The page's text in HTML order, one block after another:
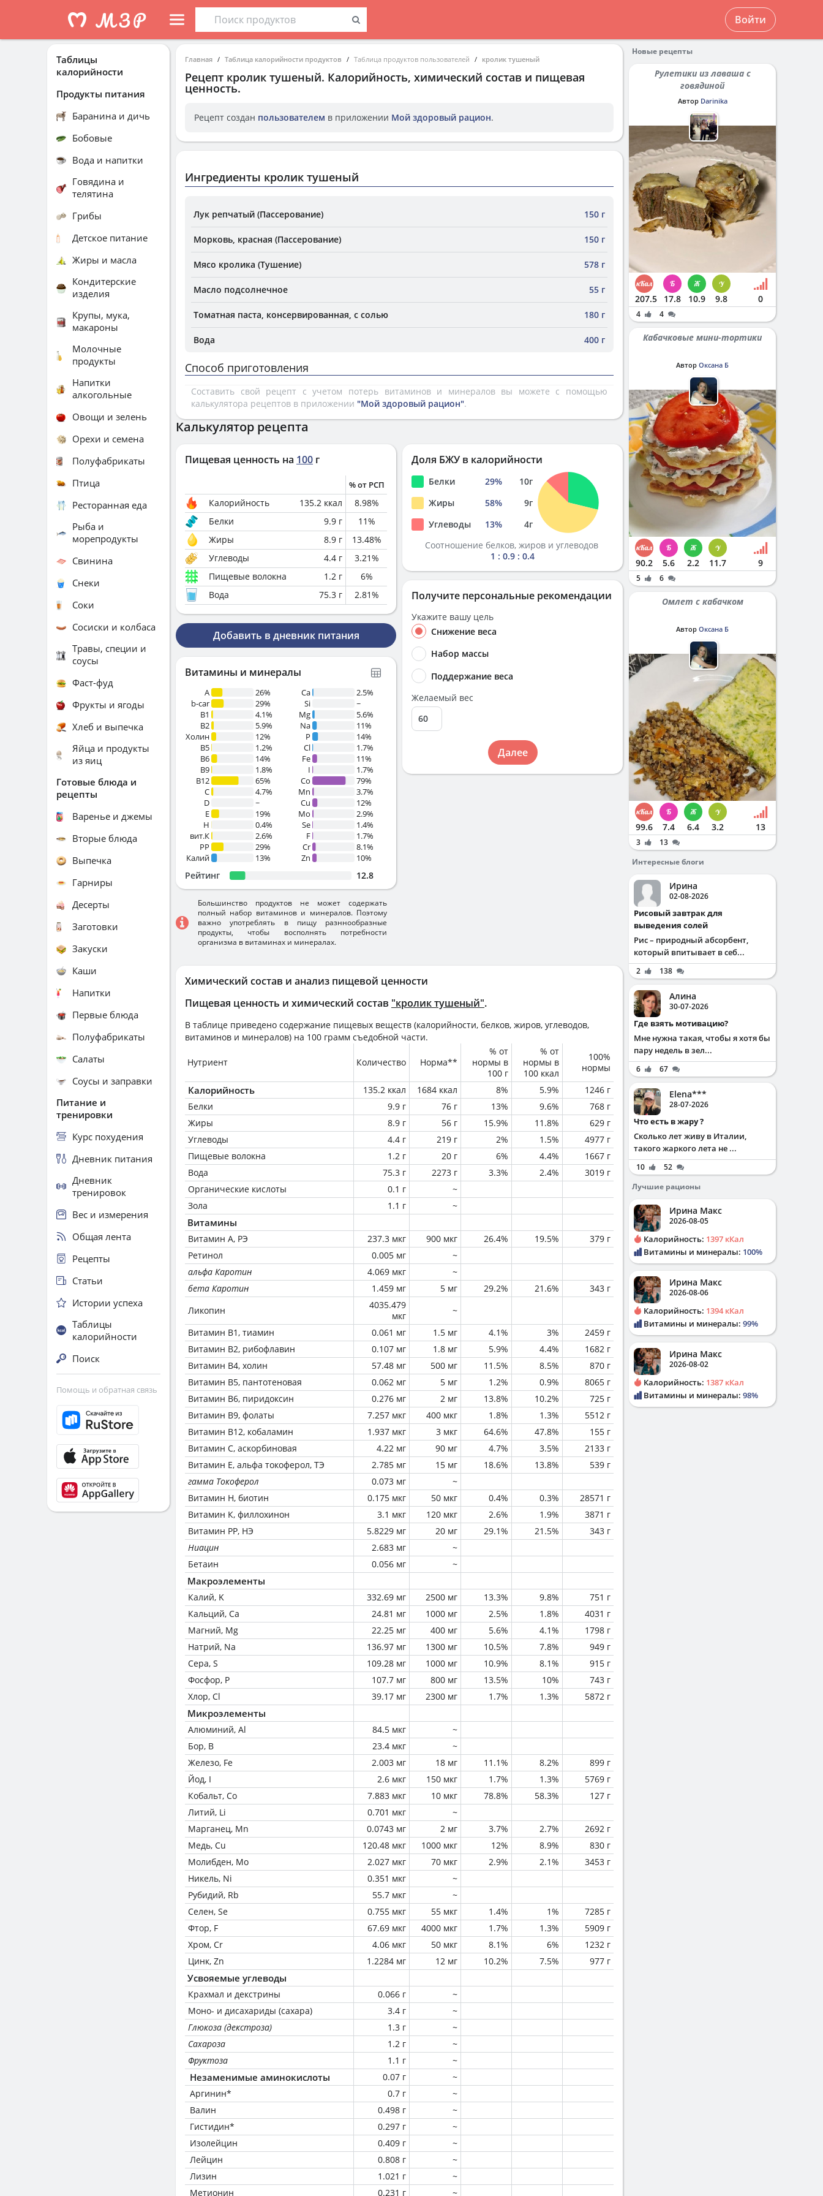
Войти
Главная Таблица калорийности продуктов Таблица продуктов пользователей кролик тушеный
Рецепт кролик тушеный. Калорийность, химический состав и пищевая
ценность.
Рецепт создан пользователем в приложении Мой здоровый рацион.
Ингредиенты кролик тушеный
Лук репчатый (Пассерование) 150 г
Морковь, красная (Пассерование) 150 г
Мясо кролика (Тушение) 578 г
Масло подсолнечное 55 г
Томатная паста, консервированная, с солью 180 г
Вода 400 г
Способ приготовления
Составить свой рецепт с учетом потерь витаминов и минералов вы можете с помощью
калькулятора рецептов в приложении "Мой здоровый рацион".
Химический состав и анализ пищевой ценности
Пищевая ценность и химический состав "кролик тушеный".
В таблице приведено содержание пищевых веществ (калорийности, белков, жиров, углеводов,
витаминов и минералов) на 100 грамм съедобной части.
Нутриент Количество Норма**
% от
нормы в
100 г
% от
нормы в
100 ккал
100%
нормы
Калорийность 135.2 ккал 1684 ккал 8% 5.9%
1246 г
Белки
9.9 г 76 г 13% 9.6%
768 г
Жиры
8.9 г 56 г 15.9% 11.8%
629 г
Углеводы
4.4 г 219 г 2% 1.5%
4977 г
Пищевые волокна
1.2 г 20 г 6% 4.4%
1667 г
Вода
75.3 г 2273 г 3.3% 2.4%
3019 г
Органические кислоты
0.1 г
~
Зола
1.1 г ~
Витамины
Витамин А, РЭ 237.3 мкг 900 мкг 26.4% 19.5%
379 г
Ретинол
0.005 мг
~
альфа Каротин
4.069 мкг
~
бета Каротин
1.459 мг 5 мг 29.2% 21.6%
343 г
Ликопин
4035.479
мкг
~
Витамин В1, тиамин
0.061 мг 1.5 мг 4.1% 3%
2459 г
Витамин В2, рибофлавин
0.107 мг 1.8 мг 5.9% 4.4%
1682 г
Витамин В4, холин
57.48 мг 500 мг 11.5% 8.5%
870 г
Витамин В5, пантотеновая
0.062 мг 5 мг 1.2% 0.9%
8065 г
Витамин В6, пиридоксин
0.276 мг 2 мг 13.8% 10.2%
725 г
Витамин В9, фолаты
7.257 мкг 400 мкг 1.8% 1.3%
5512 г
Витамин В12, кобаламин
1.937 мкг 3 мкг 64.6% 47.8%
155 г
Витамин C, аскорбиновая
4.22 мг 90 мг 4.7% 3.5%
2133 г
Витамин Е, альфа токоферол, ТЭ
2.785 мг 15 мг 18.6% 13.8%
539 г
гамма Токоферол
0.073 мг
~
Витамин Н, биотин
0.175 мкг 50 мкг 0.4% 0.3%
28571 г
Витамин К, филлохинон
3.1 мкг 120 мкг 2.6% 1.9%
3871 г
Витамин РР, НЭ
5.8229 мг 20 мг 29.1% 21.5%
343 г
Ниацин
2.683 мг
~
Бетаин
0.056 мг ~
Макроэлементы
Калий, K 332.69 мг 2500 мг 13.3% 9.8%
751 г
Кальций, Ca
24.81 мг 1000 мг 2.5% 1.8%
4031 г
Магний, Mg
22.25 мг 400 мг 5.6% 4.1%
1798 г
Натрий, Na
136.97 мг 1300 мг 10.5% 7.8%
949 г
Сера, S
109.28 мг 1000 мг 10.9% 8.1%
915 г
Фосфор, P
107.7 мг 800 мг 13.5% 10%
743 г
Хлор, Cl
39.17 мг 2300 мг 1.7% 1.3% 5872 г
Микроэлементы
Алюминий, Al 84.5 мкг
~
Бор, B
23.4 мкг
~
Железо, Fe
2.003 мг 18 мг 11.1% 8.2%
899 г
Йод, I
2.6 мкг 150 мкг 1.7% 1.3%
5769 г
Кобальт, Co
7.883 мкг 10 мкг 78.8% 58.3%
127 г
Литий, Li
0.701 мкг
~
Марганец, Mn
0.0743 мг 2 мг 3.7% 2.7%
2692 г
Медь, Cu
120.48 мкг 1000 мкг 12% 8.9%
830 г
Молибден, Mo
2.027 мкг 70 мкг 2.9% 2.1%
3453 г
Никель, Ni
0.351 мкг
~
Рубидий, Rb
55.7 мкг
~
Селен, Se
0.755 мкг 55 мкг 1.4% 1%
7285 г
Фтор, F
67.69 мкг 4000 мкг 1.7% 1.3%
5909 г
Хром, Cr
4.06 мкг 50 мкг 8.1% 6%
1232 г
Цинк, Zn
1.2284 мг 12 мг 10.2% 7.5% 977 г
Усвояемые углеводы
Крахмал и декстрины 0.066 г
~
Моно- и дисахариды (сахара)
3.4 г
~
Глюкоза (декстроза)
1.3 г
~
Сахароза
1.2 г
~
Фруктоза
1.1 г ~
Незаменимые аминокислоты 0.07 г
~
Аргинин*
0.7 г
~
Валин
0.498 г
~
Гистидин*
0.297 г
~
Изолейцин
0.409 г
~
Лейцин
0.808 г
~
Лизин
1.021 г
~
Метионин
0.231 г ~
Калькулятор рецепта
Пищевая ценность на 100 г
% от РСП
Калорийность 135.2 ккал 8.98%
Белки
9.9 г 11%
Жиры
8.9 г 13.48%
Углеводы
4.4 г 3.21%
Пищевые волокна
1.2 г 6%
Вода
75.3 г 2.81%
Добавить в дневник питания
Витамины и минералы
A
26%
b-car
29%
В1
4.1%
B2
5.9%
Холин
12%
B5
1.2%
B6
14%
B9
1.8%
B12
65%
C
4.7%
D
~
E
19%
H
0.4%
вит.К
2.6%
PP
29%
Калий
13%
Ca
2.5%
Si
~
Mg
5.6%
Na
11%
P
14%
Cl
1.7%
Fe
11%
I
1.7%
Co
79%
Mn
3.7%
Cu
12%
Mo
2.9%
Se
1.4%
F
1.7%
Cr
8.1%
Zn
10%
Рейтинг 12.8
Большинство продуктов не может содержать
полный набор витаминов и минералов. Поэтому
важно употреблять в пищу разннообразные
продукты, чтобы восполнять потребности
организма в витаминах и минералах.
Доля БЖУ в калорийности
Белки 29% 10г
Жиры
58% 9г
Углеводы
13% 4г
Соотношение белков, жиров и углеводов
1 : 0.9 : 0.4
Получите персональные рекомендации
Укажите вашу цель
Снижение веса
Набор массы
Поддержание веса
Желаемый вес
Далее
Таблицы
калорийности
Продукты питания
Баранина и дичь
Бобовые
Вода и напитки
Говядина и
телятина
Грибы
Детское питание
Жиры и масла
Кондитерские
изделия
Крупы, мука,
макароны
Молочные
продукты
Напитки
алкогольные
Овощи и зелень
Орехи и семена
Полуфабрикаты
Птица
Ресторанная еда
Рыба и
морепродукты
Свинина
Снеки
Соки
Сосиски и колбаса
Травы, специи и
соусы
Фаст-фуд
Фрукты и ягоды
Хлеб и выпечка
Яйца и продукты
из яиц
Готовые блюда и
рецепты
Варенье и джемы
Вторые блюда
Выпечка
Гарниры
Десерты
Заготовки
Закуски
Каши
Напитки
Первые блюда
Полуфабрикаты
Салаты
Соусы и заправки
Питание и
тренировки
Курс похудения
Дневник питания
Дневник
тренировок
Вес и измерения
Общая лента
Рецепты
Статьи
Истории успеха
Таблицы
калорийности
Поиск
Помощь и обратная связь
Новые рецепты
Рулетики из лаваша с
говядиной
Автор Darinika
207.5 17.8 10.9 9.8 0
4 4
Кабачковые мини-тортики
Автор Оксана Б
90.2 5.6 2.2 11.7 9
5 6
Омлет с кабачком
Автор Оксана Б
99.6 7.4 6.4 3.2 13
3
13
Интересные блоги
Ирина
02-08-2026
Рисовый завтрак для
выведения солей
Рис – природный абсорбент,
который впитывает в себ...
2 138
Алина
30-07-2026
Где взять мотивацию?
Мне нужна такая, чтобы я хотя бы
пару недель в зел...
6 67
Elena***
28-07-2026
Что есть в жару ?
Сколько лет живу в Италии,
такого жаркого лета не ...
10
52
Лучшие рационы
Ирина Макс
2026-08-05
Калорийность: 1397 кКал
Витамины и минералы: 100%
Ирина Макс
2026-08-06
Калорийность: 1394 кКал
Витамины и минералы: 99%
Ирина Макс
2026-08-02
Калорийность: 1387 кКал
Витамины и минералы: 98%